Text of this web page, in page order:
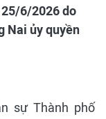
6/2026 do
Nai ủy quyền
sự Thành phố